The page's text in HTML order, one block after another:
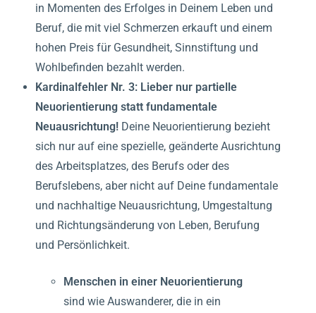
in Momenten des Erfolges in Deinem Leben und
Beruf, die mit viel Schmerzen erkauft und einem
hohen Preis für Gesundheit, Sinnstiftung und
Wohlbefinden bezahlt werden.
Kardinalfehler Nr. 3: Lieber nur partielle
Neuorientierung statt fundamentale
Neuausrichtung! Deine Neuorientierung bezieht
sich nur auf eine spezielle, geänderte Ausrichtung
des Arbeitsplatzes, des Berufs oder des
Berufslebens, aber nicht auf Deine fundamentale
und nachhaltige Neuausrichtung, Umgestaltung
und Richtungsänderung von Leben, Berufung
und Persönlichkeit.
Menschen in einer Neuorientierung
sind wie Auswanderer, die in ein